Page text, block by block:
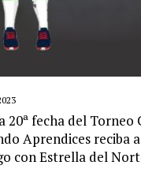
fecha del Torneo
Aprendices reciba
con Estrella del